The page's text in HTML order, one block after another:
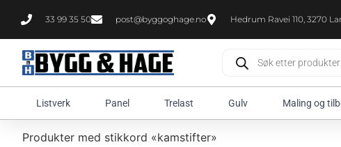
33 99 35 50 post@byggoghage.no Hedrum Ravei 110, 3270
Listverk Panel Trelast Gulv Maling og
Produkter med stikkord «kamstifter»